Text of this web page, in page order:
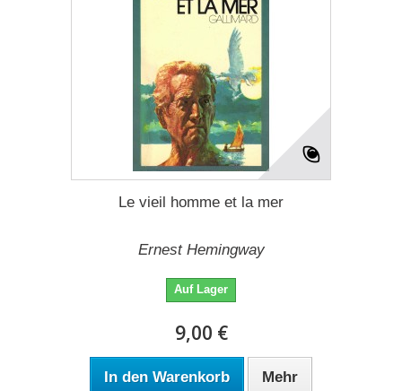
Le vieil homme et la mer
Ernest Hemingway
Auf Lager
9,00 €
In den Warenkorb Mehr